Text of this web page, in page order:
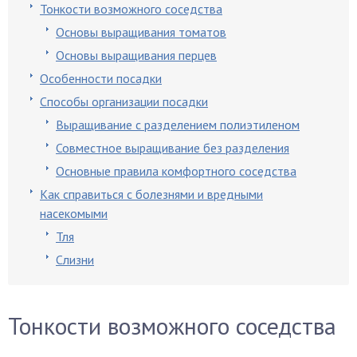
Тонкости возможного соседства
Основы выращивания томатов
Основы выращивания перцев
Особенности посадки
Способы организации посадки
Выращивание с разделением полиэтиленом
Совместное выращивание без разделения
Основные правила комфортного соседства
Как справиться с болезнями и вредными
насекомыми
Тля
Слизни
Тонкости возможного соседства